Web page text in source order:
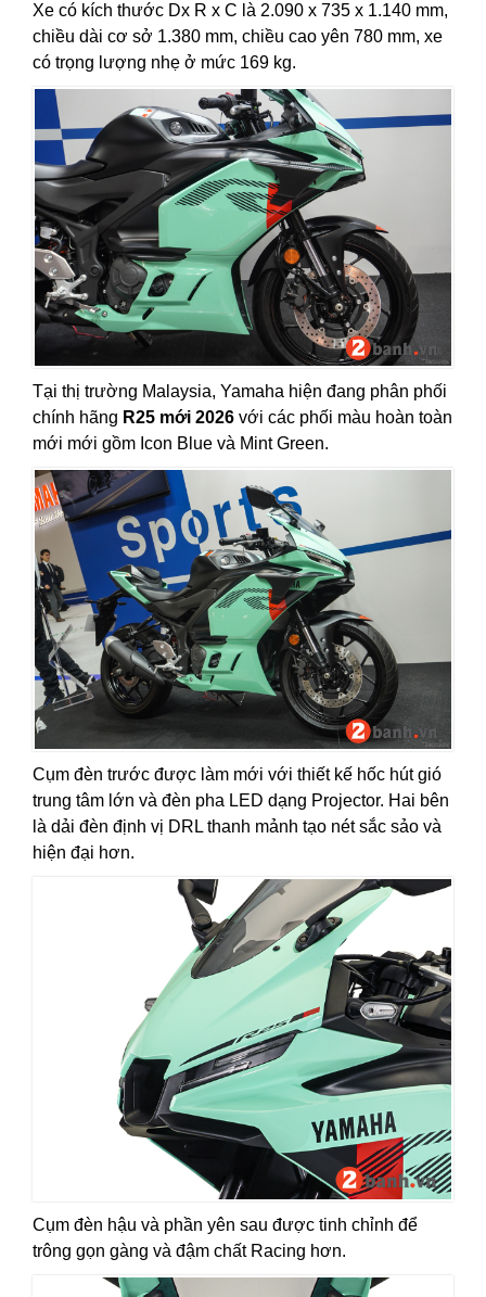
Xe có kích thước Dx R x C là 2.090 x 735 x 1.140 mm,
chiều dài cơ sở 1.380 mm, chiều cao yên 780 mm, xe
có trọng lượng nhẹ ở mức 169 kg.
Tại thị trường Malaysia, Yamaha hiện đang phân phối
chính hãng R25 mới 2026 với các phối màu hoàn toàn
mới mới gồm Icon Blue và Mint Green.
Cụm đèn trước được làm mới với thiết kế hốc hút gió
trung tâm lớn và đèn pha LED dạng Projector. Hai bên
là dải đèn định vị DRL thanh mảnh tạo nét sắc sảo và
hiện đại hơn.
Cụm đèn hậu và phần yên sau được tinh chỉnh để
trông gọn gàng và đậm chất Racing hơn.